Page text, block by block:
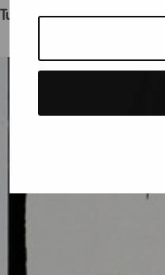
Tuotantohyödykemainonta